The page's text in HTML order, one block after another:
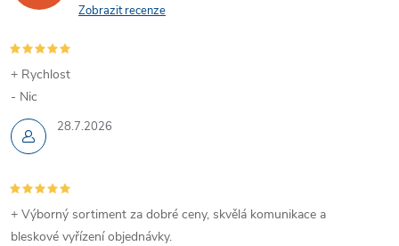
Zobrazit recenze
28.7.2026
+ Rychlost
- Nic
+ Výborný sortiment za dobré ceny, skvělá komunikace a
bleskové vyřízení objednávky.